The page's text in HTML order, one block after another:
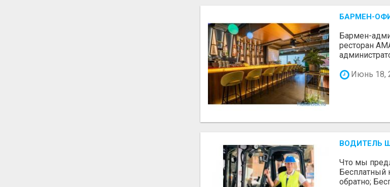
БАРМЕН-
Бармен-
ресторан
Июнь 18,
ВОДИТЕЛЬ
Что мы
Бесплатный
обратно;